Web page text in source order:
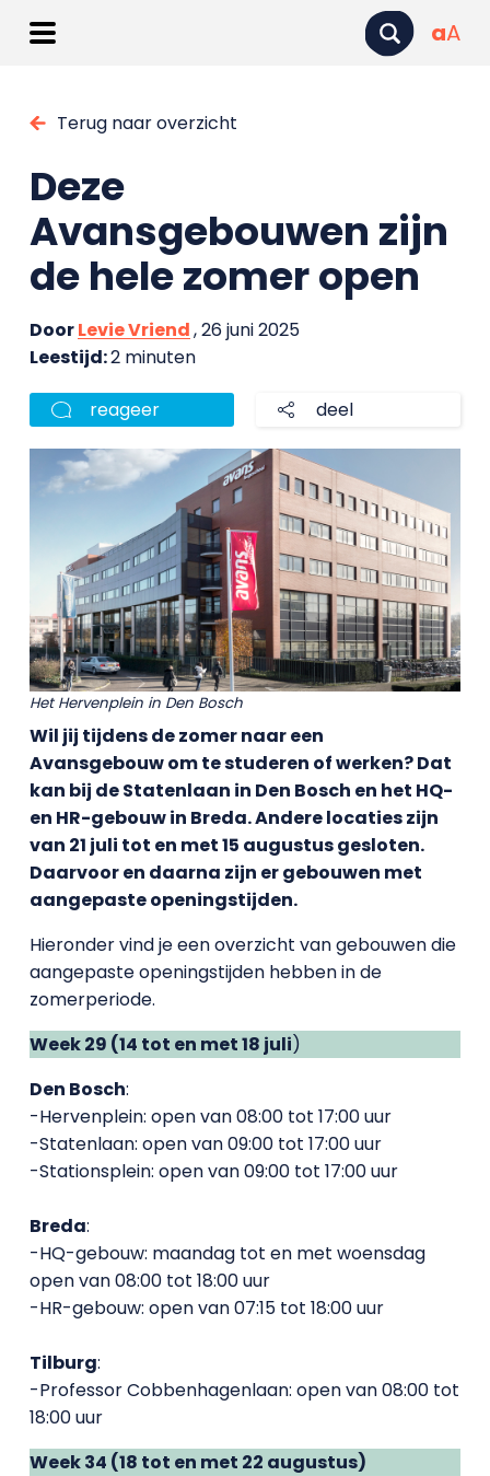
aA
Terug naar overzicht
Deze
Avansgebouwen zijn
de hele zomer open
DoorLevie Vriend, 26 juni 2025
Leestijd:2 minuten
reageer deel
Het Hervenplein in Den Bosch
Wil jij tijdens de zomer naar een
Avansgebouw om te studeren of werken? Dat
kan bij de Statenlaan in Den Bosch en het HQ-
en HR-gebouw in Breda. Andere locaties zijn
van 21 juli tot en met 15 augustus gesloten.
Daarvoor en daarna zijn er gebouwen met
aangepaste openingstijden.
Hieronder vind je een overzicht van gebouwen die
aangepaste openingstijden hebben in de
zomerperiode.
Week 29 (14 tot en met 18 juli)
Den Bosch:
-Hervenplein: open van 08:00 tot 17:00 uur
-Statenlaan: open van 09:00 tot 17:00 uur
-Stationsplein: open van 09:00 tot 17:00 uur
Breda:
-HQ-gebouw: maandag tot en met woensdag
open van 08:00 tot 18:00 uur
-HR-gebouw: open van 07:15 tot 18:00 uur
Tilburg:
-Professor Cobbenhagenlaan: open van 08:00 tot
18:00 uur
Week 34 (18 tot en met 22 augustus)